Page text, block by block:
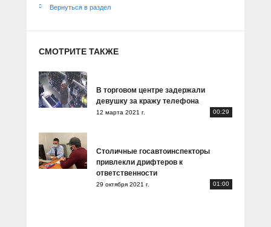
Вернуться в раздел
СМОТРИТЕ ТАКЖЕ
В торговом центре задержали
девушку за кражу телефона
12 марта 2021 г. 00:29
Столичные госавтоинспекторы
привлекли дрифтеров к
ответственности
29 октября 2021 г. 01:00